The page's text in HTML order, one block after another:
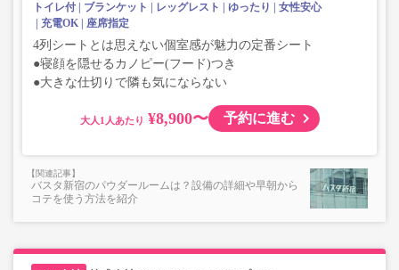
トイレ付 ブランケット レッグレスト ゆったり
女性安心
充電OK
座席指定
4列シートとは思えない個室感が魅力の定番シート
●寝顔を隠せるカノピー(フード)つき
●大きな仕切りで隣も気にならない
大人 ¥8,900〜 予約に進む
バスタ新宿のパウダールームは？設備の詳細や早朝から
コテを使う方法を紹介